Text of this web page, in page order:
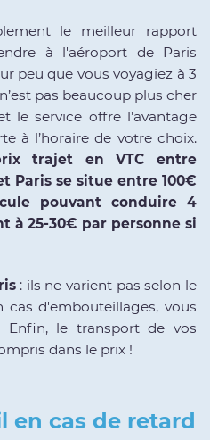
le meilleur rapport
à l'aéroport de Paris
peu que vous voyagiez à 3
pas beaucoup plus cher
le service offre l’avantage
à l’horaire de votre choix.
trajet en VTC entre
Paris se situe entre 100€
pouvant conduire 4
à 25-30€ par personne si
: ils ne varient pas selon le
cas d'embouteillages, vous
Enfin, le transport de vos
dans le prix !
en cas de retard